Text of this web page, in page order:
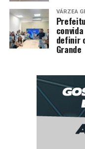
VÁRZEA
definir
Grande